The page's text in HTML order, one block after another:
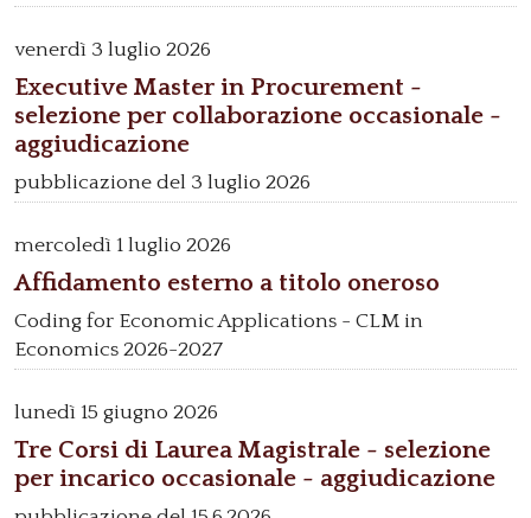
venerdì 3 luglio 2026
Executive Master in Procurement -
selezione per collaborazione occasionale -
aggiudicazione
pubblicazione del 3 luglio 2026
mercoledì 1 luglio 2026
Affidamento esterno a titolo oneroso
Coding for Economic Applications - CLM in
Economics 2026-2027
lunedì 15 giugno 2026
Tre Corsi di Laurea Magistrale - selezione
per incarico occasionale - aggiudicazione